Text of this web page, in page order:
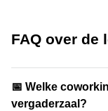
FAQ over de
📅 Welke
vergaderzaal?